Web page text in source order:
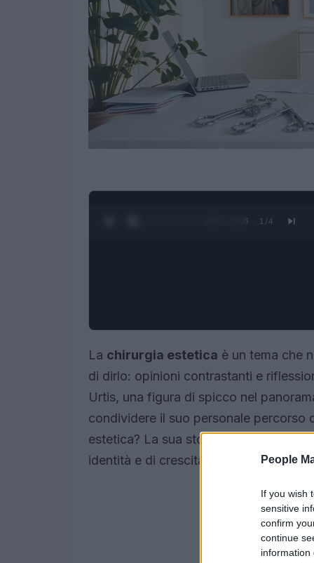
People
If you wish
sensitive
confirm
continue
information
0:28 / 3:16 1 /4
La chirurgia estetica è un tema che
di dirlo: opinioni contrastanti e
Urtis, una figura di spicco nel
condividere il suo personale percorso
estetica? La sua storia è un invito a
identità e di crescita personale, non